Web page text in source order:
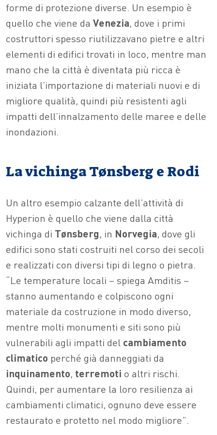
forme di protezione diverse. Un esempio è
quello che viene da Venezia, dove i primi
costruttori spesso riutilizzavano pietre e altri
elementi di edifici trovati in loco, mentre man
mano che la città è diventata più ricca è
iniziata l’importazione di materiali nuovi e di
migliore qualità, quindi più resistenti agli
impatti dell’innalzamento delle maree e delle
inondazioni.
La vichinga Tønsberg e Rodi
Un altro esempio calzante dell’attività di
Hyperion è quello che viene dalla città
vichinga di Tønsberg, in Norvegia, dove gli
edifici sono stati costruiti nel corso dei secoli
e realizzati con diversi tipi di legno o pietra.
“Le temperature locali – spiega Amditis –
stanno aumentando e colpiscono ogni
materiale da costruzione in modo diverso,
mentre molti monumenti e siti sono più
vulnerabili agli impatti del cambiamento
climatico perché già danneggiati da
inquinamento, terremoti o altri rischi.
Quindi, per aumentare la loro resilienza ai
cambiamenti climatici, ognuno deve essere
restaurato e protetto nel modo migliore”.